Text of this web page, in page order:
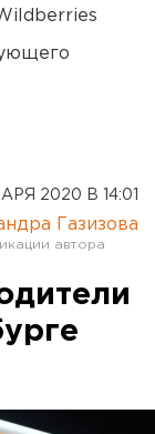
2020 В 14:01
Газизова